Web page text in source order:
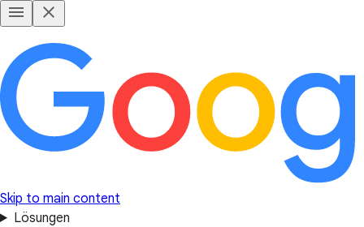
Skip to main content
Lösungen